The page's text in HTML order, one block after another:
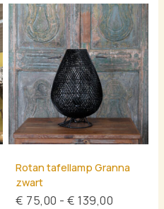
Rotan tafellamp Granna
zwart
€ 75,00 - € 139,00
€ 75,00
tot
€ 139,00